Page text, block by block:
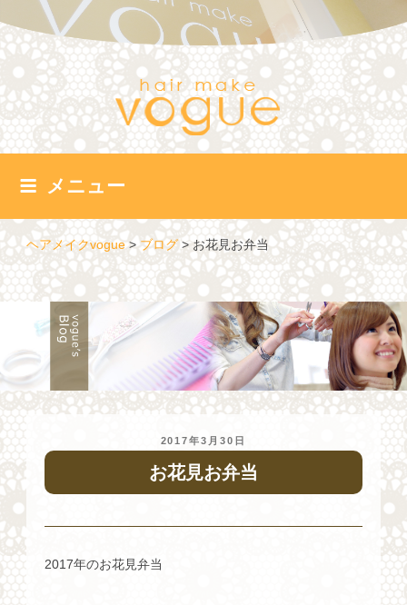
ン
テ
ツ
へ
ス
キ
メニュー
ヘアメイクvogue>ブログ>お花見お弁当
投
日:
2017年3月30日
お花見お弁当
2017年のお花見弁当